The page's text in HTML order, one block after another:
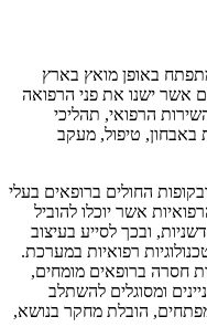
באופן מואץ בארץ
אשר ישנו את פני הרפואה
הרפואי, תהליכי
באבחון, טיפול, מעקב
החולים ברופאים בעלי
אשר יוכלו להוביל
ובכך לסייע בעיצוב
רפואיות במערכת.
חסרה ברופאים מומחים,
ומסוגלים להשתלב
הובלת מחקר בנושא,